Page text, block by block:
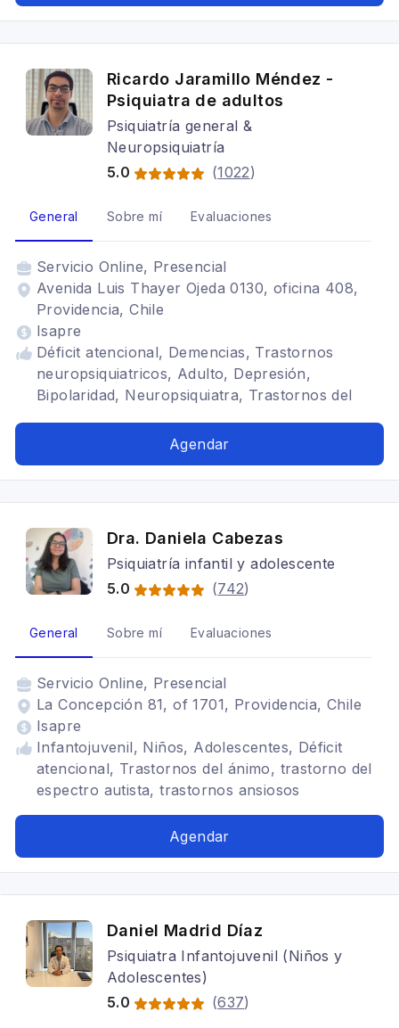
Género diverso, Desarrollo de personalidad,
Fobias, Crisis de pánico
Ricardo Jaramillo Méndez -
Psiquiatra de adultos
Psiquiatría general &
Neuropsiquiatría
5.0
(1022)
General Sobre mí Evaluaciones
Servicio Online, Presencial
Avenida Luis Thayer Ojeda 0130, oficina 408,
Providencia, Chile
Isapre
Déficit atencional, Demencias, Trastornos
neuropsiquiatricos, Adulto, Depresión,
Bipolaridad, Neuropsiquiatra, Trastornos del
Agendar
Dra. Daniela Cabezas
Psiquiatría infantil y adolescente
5.0
(742)
General Sobre mí Evaluaciones
Servicio Online, Presencial
La Concepción 81, of 1701, Providencia, Chile
Isapre
Infantojuvenil, Niños, Adolescentes, Déficit
atencional, Trastornos del ánimo, trastorno del
espectro autista, trastornos ansiosos
Agendar
Daniel Madrid Díaz
Psiquiatra Infantojuvenil (Niños y
Adolescentes)
5.0
(637)